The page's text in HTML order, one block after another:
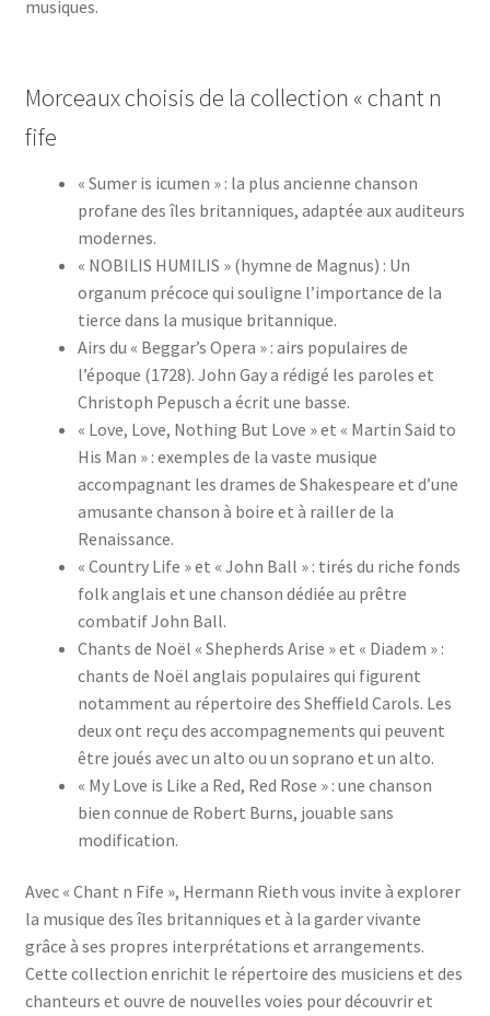
musiques.
Morceaux choisis de la collection « chant n
fife
« Sumer is icumen » : la plus ancienne chanson
profane des îles britanniques, adaptée aux auditeurs
modernes.
« NOBILIS HUMILIS » (hymne de Magnus) : Un
organum précoce qui souligne l’importance de la
tierce dans la musique britannique.
Airs du « Beggar’s Opera » : airs populaires de
l’époque (1728). John Gay a rédigé les paroles et
Christoph Pepusch a écrit une basse.
« Love, Love, Nothing But Love » et « Martin Said to
His Man » : exemples de la vaste musique
accompagnant les drames de Shakespeare et d’une
amusante chanson à boire et à railler de la
Renaissance.
« Country Life » et « John Ball » : tirés du riche fonds
folk anglais et une chanson dédiée au prêtre
combatif John Ball.
Chants de Noël « Shepherds Arise » et « Diadem » :
chants de Noël anglais populaires qui figurent
notamment au répertoire des Sheffield Carols. Les
deux ont reçu des accompagnements qui peuvent
être joués avec un alto ou un soprano et un alto.
« My Love is Like a Red, Red Rose » : une chanson
bien connue de Robert Burns, jouable sans
modification.
Avec « Chant n Fife », Hermann Rieth vous invite à explorer
la musique des îles britanniques et à la garder vivante
grâce à ses propres interprétations et arrangements.
Cette collection enrichit le répertoire des musiciens et des
chanteurs et ouvre de nouvelles voies pour découvrir et